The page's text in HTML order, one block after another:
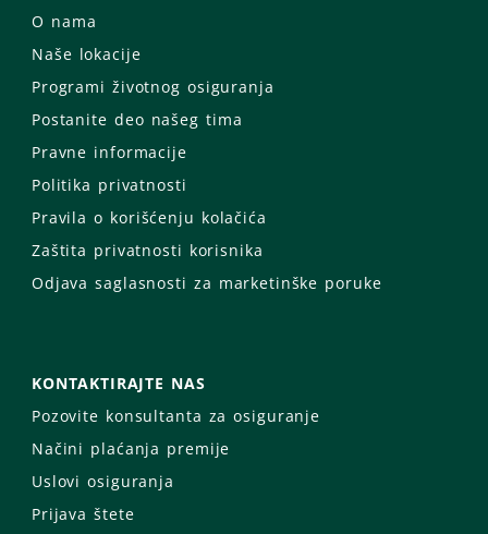
O nama
Naše lokacije
Programi životnog osiguranja
Postanite deo našeg tima
Pravne informacije
Politika privatnosti
Pravila o korišćenju kolačića
Zaštita privatnosti korisnika
Odjava saglasnosti za marketinške poruke
KONTAKTIRAJTE NAS
Pozovite konsultanta za osiguranje
Načini plaćanja premije
Uslovi osiguranja
Prijava štete